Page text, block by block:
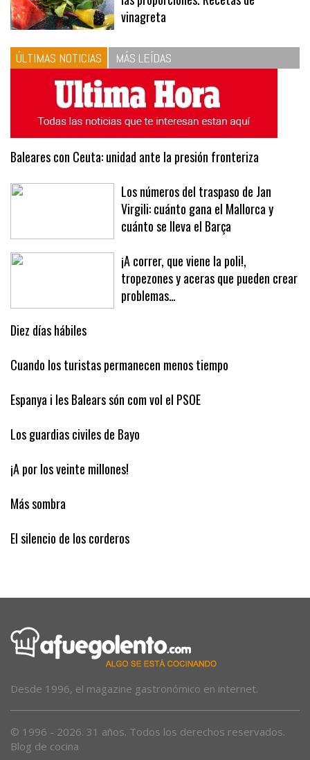
10La vinagreta perfecta: respeta
las proporciones. Recetas de
vinagreta
ÚLTIMAS NOTICIAS MÁS LEÍDAS
Baleares con Ceuta: unidad ante la presión fronteriza
Los números del traspaso de Jan
Virgili: cuánto gana el Mallorca y
cuánto se lleva el Barça
¡A correr, que viene la poli!,
tropezones y aceras que pueden crear
Diez días hábiles
Cuando los turistas permanecen menos tiempo
Espanya i les Balears són com vol el PSOE
Los guardias civiles de Bayo
¡A por los veinte millones!
Más sombra